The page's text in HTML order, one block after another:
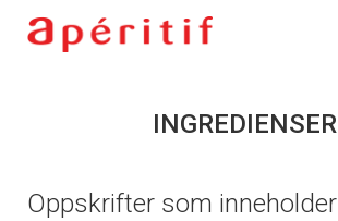
INGREDIENSER
Oppskrifter som inneholder